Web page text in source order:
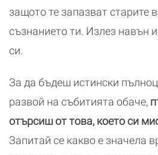
защото те запазват старите
съзнанието ти. Излез навън
си.
За да бъдеш истински
развой на събитията обаче,
отърсиш от това, което си
Запитай се какво е значела